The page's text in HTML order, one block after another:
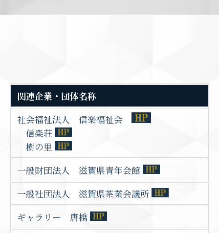
関連企業・団体名称
社会福祉法人 信楽福祉会
信楽荘
樹の里
一般財団法人 滋賀県青年会館
一般社団法人 滋賀県茶業会議所
ギャラリー 唐橋